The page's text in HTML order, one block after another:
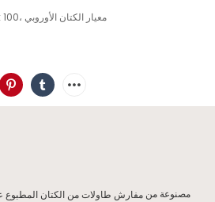
معيار OEKO-Tex 100، معيار الكتان الأوروبي